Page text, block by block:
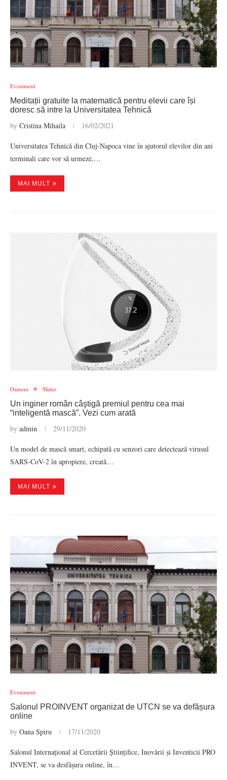
Eveniment
Meditații gratuite la matematică pentru elevii care își
doresc să intre la Universitatea Tehnică
by Cristina Mihaila 16/02/2021
Universitatea Tehnică din Cluj-Napoca vine în ajutorul elevilor din ani
terminali care vor să urmeze,…
MAI MULT
Oameni Slider
Un inginer român câştigă premiul pentru cea mai
“inteligentă mască”. Vezi cum arată
by admin 29/11/2020
Un model de mască smart, echipată cu senzori care detectează virusul
SARS-CoV-2 în apropiere, creată…
MAI MULT
Eveniment
Salonul PROINVENT organizat de UTCN se va defășura
online
by Oana Spiru 17/11/2020
Salonul Internațional al Cercetării Științifice, Inovării și Inventicii PRO
INVENT, se va desfășura online, în…